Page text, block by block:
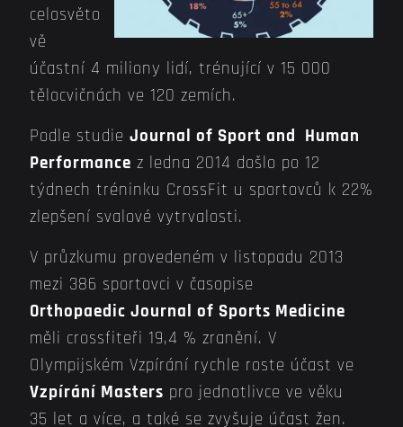
celosvěto
vě
účastní 4 miliony lidí, trénující v 15 000
tělocvičnách ve 120 zemích.
Podle studie Journal of Sport and Human
Performance z ledna 2014 došlo po 12
týdnech tréninku CrossFit u sportovců k 22%
zlepšení svalové vytrvalosti.
V průzkumu provedeném v listopadu 2013
mezi 386 sportovci v časopise
Orthopaedic Journal of Sports Medicine
měli crossfiteři 19,4 % zranění. V
Olympijském Vzpírání rychle roste účast ve
Vzpírání Masters pro jednotlivce ve věku
35 let a více, a také se zvyšuje účast žen.